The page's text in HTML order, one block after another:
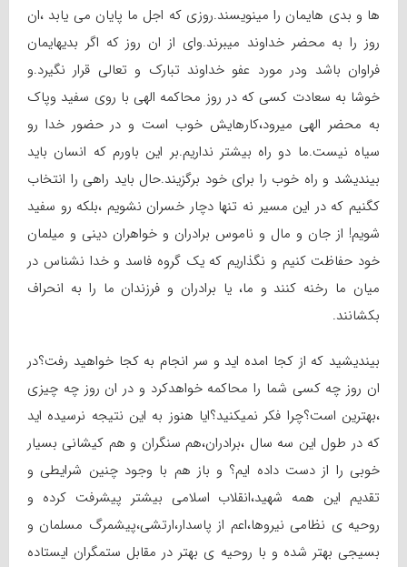
ها و بدی هایمان را مینویسند.روزی که اجل ما پایان می یابد ،ان
روز را به محضر خداوند میبرند.وای از ان روز که اگر بدیهایمان
فراوان باشد ودر مورد عفو خداوند تبارک و تعالی قرار نگیرد.و
خوشا به سعادت کسی که در روز محاکمه الهی با روی سفید وپاک
به محضر الهی میرود،کارهایش خوب است و در حضور خدا رو
سیاه نیست.ما دو راه بیشتر نداریم.بر این باورم که انسان باید
بیندیشد و راه خوب را برای خود برگزیند.حال باید راهی را انتخاب
کگنیم که در این مسیر نه تنها دچار خسران نشویم ،بلکه رو سفید
شویم! از جان و مال و ناموس برادران و خواهران دینی و میلمان
خود حفاظت کنیم و نگذاریم که یک گروه فاسد و خدا نشناس در
میان ما رخنه کنند و ما، یا برادران و فرزندان ما را به انحراف
بکشانند.
بیندیشید که از کجا امده اید و سر انجام به کجا خواهید رفت؟در
ان روز چه کسی شما را محاکمه خواهدکرد و در ان روز چه چیزی
،بهترین است؟چرا فکر نمیکنید؟ایا هنوز به این نتیجه نرسیده اید
که در طول این سه سال ،برادران،هم سنگران و هم کیشانی بسیار
خوبی را از دست داده ایم؟ و باز هم با وجود چنین شرایطی و
تقدیم این همه شهید،انقلاب اسلامی بیشتر پیشرفت کرده و
روحیه ی نظامی نیروها،اعم از پاسدار،ارتشی،پیشمرگ مسلمان و
بسیجی بهتر شده و با روحیه ی بهتر در مقابل ستمگران ایستاده